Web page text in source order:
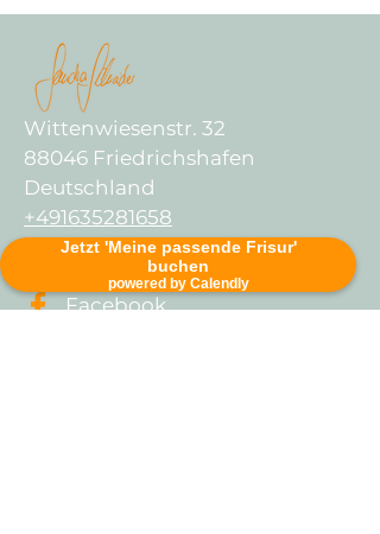
Jetzt 'Meine passende Frisur'
buchen
powered by Calendly
Wittenwiesenstr. 32
88046 Friedrichshafen
Deutschland
+491635281658
sandra@makeupcoaching.de
Facebook